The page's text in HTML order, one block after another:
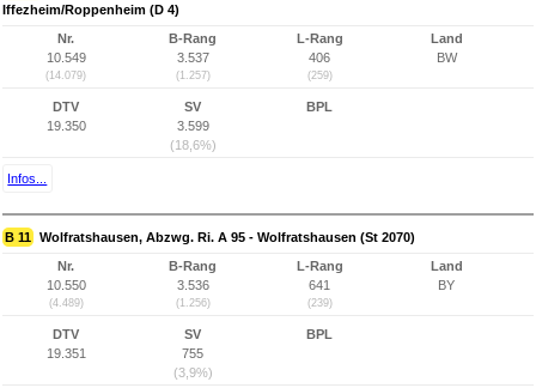
Iffezheim/Roppenheim (D 4)
Nr.
10.549
(14.079)
B-Rang
3.537
(1.257)
L-Rang
406
(259)
Land
BW
DTV
19.350
SV
3.599
(18,6%)
BPL
Infos...
B 11 Wolfratshausen, Abzwg. Ri. A 95 - Wolfratshausen (St 2070)
Nr.
10.550
(4.489)
B-Rang
3.536
(1.256)
L-Rang
641
(239)
Land
BY
DTV
19.351
SV
755
(3,9%)
BPL